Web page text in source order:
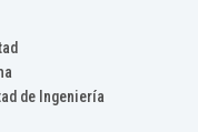
de Ingeniería